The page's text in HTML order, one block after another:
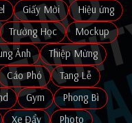
Giấy Mời
Hiệu ứng
Trường Học
Mockup
Ảnh
Thiệp Mừng
Cáo Phó
Tang Lễ
Gym
Phong Bì
Xe Đẩy
Photo